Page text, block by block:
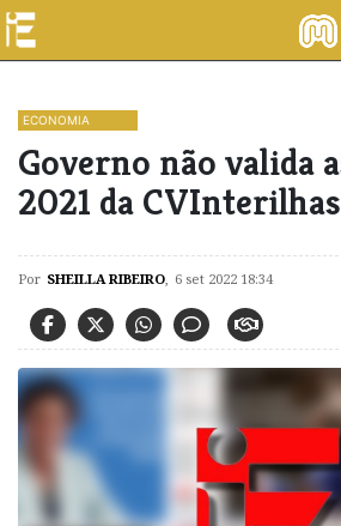
ECONOMIA
Governo não valida
2021 da CVInterilhas
Por SHEILLA RIBEIRO, 6 set 2022 18:34